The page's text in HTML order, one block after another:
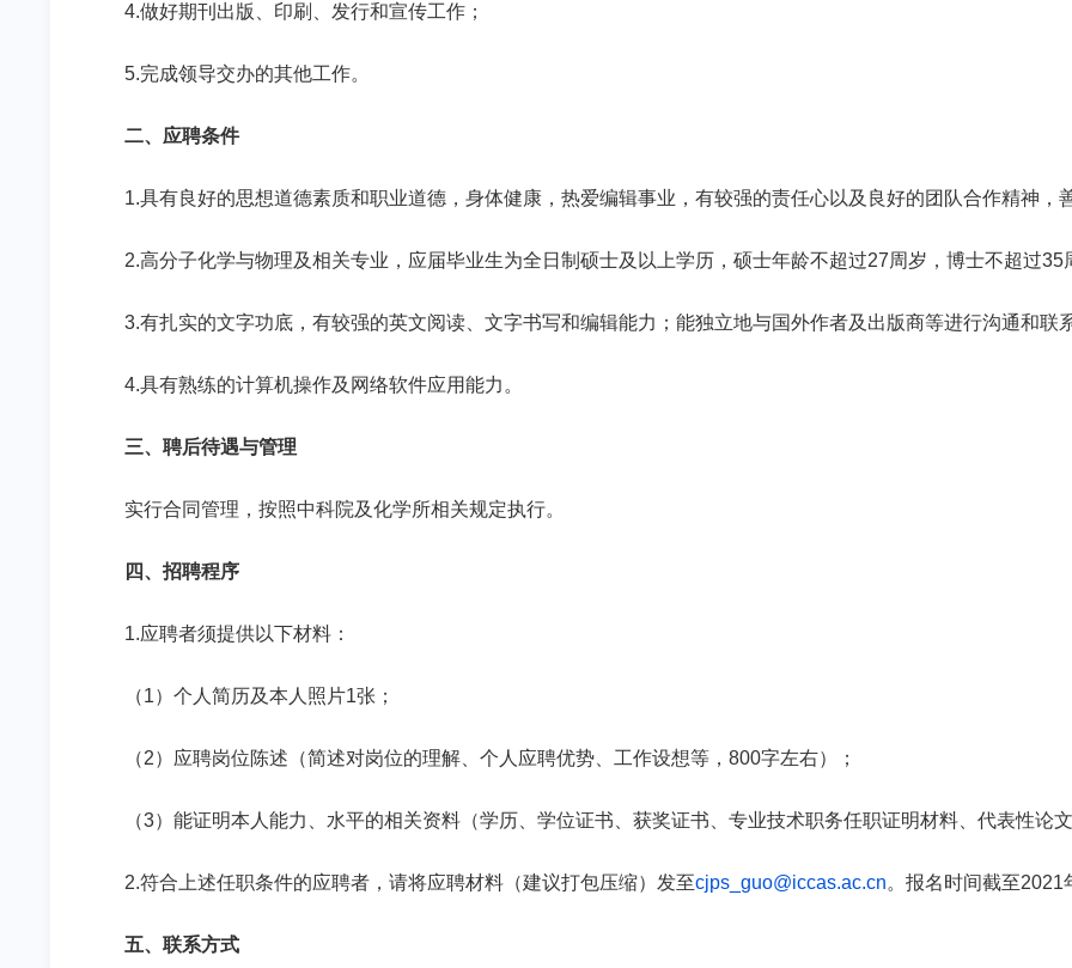
4.做好期刊出版、印刷、发行和宣传工作；
5.完成领导交办的其他工作。
二、应聘条件
1.具有良好的思想道德素质和职业道德，身体健康，热爱编辑事业，有较强的责任心以及良好的团队合作精神，
2.高分子化学与物理及相关专业，应届毕业生为全日制硕士及以上学历，硕士年龄不超过27周岁，博士不超过35
3.有扎实的文字功底，有较强的英文阅读、文字书写和编辑能力；能独立地与国外作者及出版商等进行沟通和联
4.具有熟练的计算机操作及网络软件应用能力。
三、聘后待遇与管理
实行合同管理，按照中科院及化学所相关规定执行。
四、招聘程序
1.应聘者须提供以下材料：
（1）个人简历及本人照片1张；
（2）应聘岗位陈述（简述对岗位的理解、个人应聘优势、工作设想等， 800字左右）；
（3）能证明本人能力、水平的相关资料（学历、学位证书、获奖证书、专业技术职务任职证明材料、代表性论文
2.符合上述任职条件的应聘者，请将应聘材料（建议打包压缩）发至cjps_guo@iccas.ac.cn。报名时间截至2021
五、联系方式